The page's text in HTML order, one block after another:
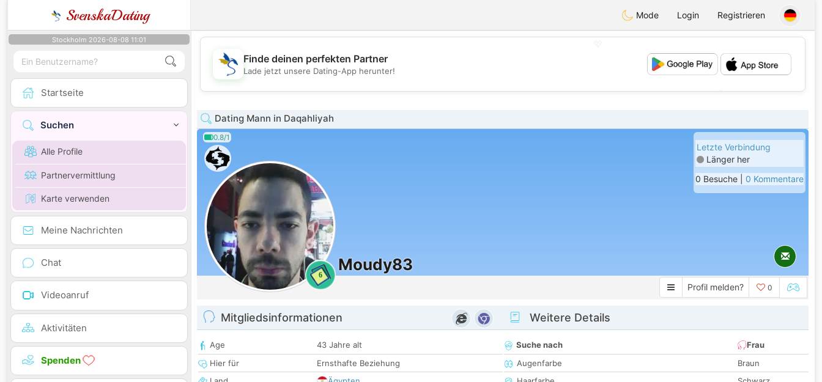
SvenskaDating Mode Login Registrieren
Stockholm 2026-08-08 11:01
Startseite
Suchen
Alle Profile
Partnervermittlung
Karte verwenden
Meine Nachrichten
Chat
Videoanruf
Aktivitäten
Spenden
💖
💕
Finde deinen perfekten Partner
Lade jetzt unsere Dating-App herunter!
Dating Mann in Daqahliyah
0.8/1
6
Moudy83
Letzte Verbindung
Länger her
0 Besuche | 0 Kommentare
Profil melden? 0
Mitgliedsinformationen
Age
43 Jahre alt
Hier für
Ernsthafte Beziehung
Weitere Details
Suche nach
Frau
Augenfarbe
Braun